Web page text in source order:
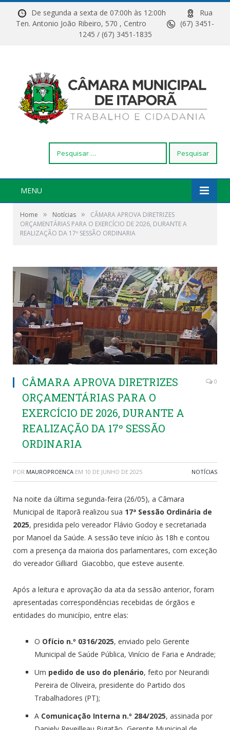
De segunda a sexta de 07:00h às 12:00h
Rua
Ten. Antonio João Ribeiro, 570 , Centro
(67) 3451-
1245 / (67) 3451-1835
por:
MENU
Home » Notícias »
CÂMARA APROVA DIRETRIZES
ORÇAMENTÁRIAS PARA O EXERCÍCIO DE 2026, DURANTE A
REALIZAÇÃO DA 17º SESSÃO ORDINARIA
CÂMARA APROVA DIRETRIZES
ORÇAMENTÁRIAS PARA O
EXERCÍCIO DE 2026, DURANTE A
REALIZAÇÃO DA 17º SESSÃO
ORDINARIA
0
POR MAUROPROENCA EM 10 DE JUNHO DE 2025 NOTÍCIAS
Na noite da última segunda-feira (26/05), a Câmara
Municipal de Itaporã realizou sua 17ª Sessão Ordinária de
2025, presidida pelo vereador Flávio Godoy e secretariada
por Manoel da Saúde. A sessão teve início às 18h e contou
com a presença da maioria dos parlamentares, com exceção
do vereador Gilliard Giacobbo, que esteve ausente.
Após a leitura e aprovação da ata da sessão anterior, foram
apresentadas correspondências recebidas de órgãos e
entidades do município, entre elas:
O Ofício n.º 0316/2025, enviado pelo Gerente
Municipal de Saúde Pública, Vinício de Faria e Andrade;
Um pedido de uso do plenário, feito por Neurandi
Pereira de Oliveira, presidente do Partido dos
Trabalhadores (PT);
A Comunicação Interna n.º 284/2025, assinada por